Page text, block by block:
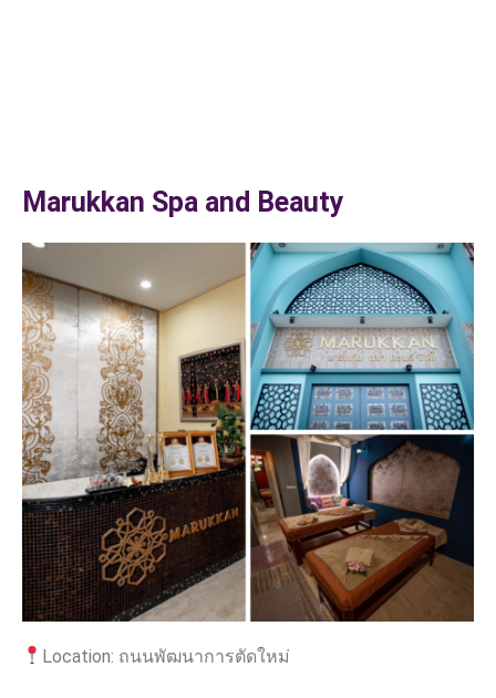
Marukkan Spa and Beauty
Location: ถนนพัฒนาการตัดใหม่